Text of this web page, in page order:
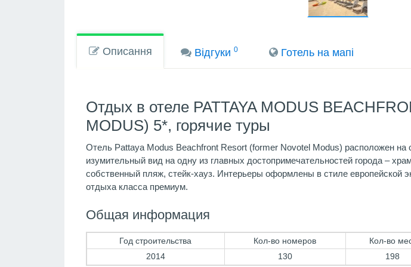
Описання Вiдгуки0 Готель на мапi
Отдых в отеле PATTAYA MODUS
MODUS) 5*, горячие туры
Отель Pattaya Modus Beachfront Resort (former Novotel Modus) расположен на
изумительный вид на одну из главных достопримечательностей города –
собственный пляж, стейк-хауз. Интерьеры оформлены в стиле европейской
отдыха класса премиум.
Общая информация
Год строительства Кол-во номеров Кол-во
2014 130 198